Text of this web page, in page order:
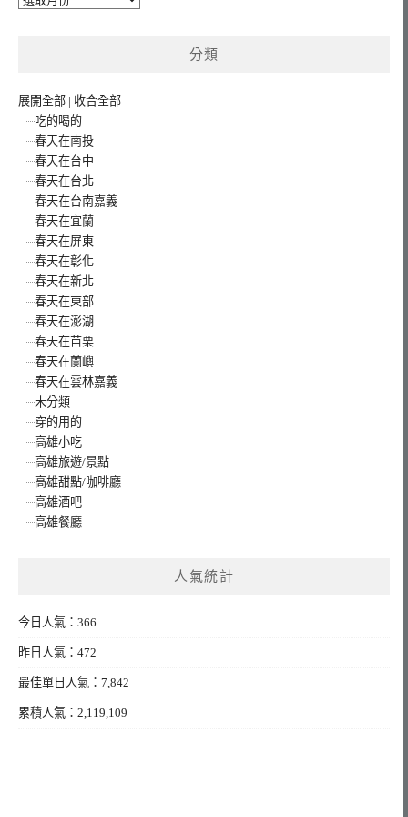
分類
展開全部 | 收合全部
吃的喝的
春天在南投
春天在台中
春天在台北
春天在台南嘉義
春天在宜蘭
春天在屏東
春天在彰化
春天在新北
春天在東部
春天在澎湖
春天在苗栗
春天在蘭嶼
春天在雲林嘉義
未分類
穿的用的
高雄小吃
高雄旅遊/景點
高雄甜點/咖啡廳
高雄酒吧
高雄餐廳
人氣統計
今日人氣：366
昨日人氣：472
最佳單日人氣：7,842
累積人氣：2,119,109